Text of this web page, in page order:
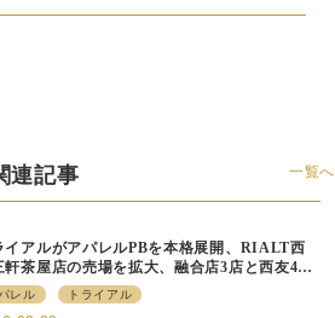
連記事 一覧へ
イアルがアパレルPBを本格展開、RIALT西
軒茶屋店の売場を拡大、融合店3店と西友40
も商品導入へ
レル トライアル